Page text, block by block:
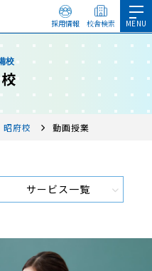
採用情報 校舎検索
校
昭府校 動画授業
サービス一覧